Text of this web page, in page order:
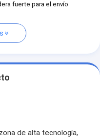
fuerte para el envío
de alta tecnología,